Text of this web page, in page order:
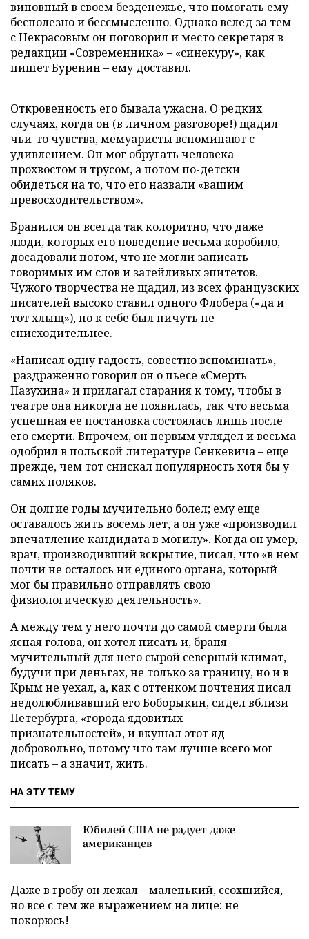
виновный в своем безденежье, что помогать ему
бесполезно и бессмысленно. Однако вслед за тем
с Некрасовым он поговорил и место секретаря в
редакции «Современника» – «синекуру», как
пишет Буренин – ему доставил.
Откровенность его бывала ужасна. О редких
случаях, когда он (в личном разговоре!) щадил
чьи-то чувства, мемуаристы вспоминают с
удивлением. Он мог обругать человека
прохвостом и трусом, а потом по-детски
обидеться на то, что его назвали «вашим
превосходительством».
Бранился он всегда так колоритно, что даже
люди, которых его поведение весьма коробило,
досадовали потом, что не могли записать
говоримых им слов и затейливых эпитетов.
Чужого творчества не щадил, из всех французских
писателей высоко ставил одного Флобера («да и
тот хлыщ»), но к себе был ничуть не
снисходительнее.
«Написал одну гадость, совестно вспоминать», –
раздраженно говорил он о пьесе «Смерть
Пазухина» и прилагал старания к тому, чтобы в
театре она никогда не появилась, так что весьма
успешная ее постановка состоялась лишь после
его смерти. Впрочем, он первым углядел и весьма
одобрил в польской литературе Сенкевича – еще
прежде, чем тот снискал популярность хотя бы у
самих поляков.
Он долгие годы мучительно болел; ему еще
оставалось жить восемь лет, а он уже «производил
впечатление кандидата в могилу». Когда он умер,
врач, производивший вскрытие, писал, что «в нем
почти не осталось ни единого органа, который
мог бы правильно отправлять свою
физиологическую деятельность».
А между тем у него почти до самой смерти была
ясная голова, он хотел писать и, браня
мучительный для него сырой северный климат,
будучи при деньгах, не только за границу, но и в
Крым не уехал, а, как с оттенком почтения писал
недолюбливавший его Боборыкин, сидел вблизи
Петербурга, «города ядовитых
признательностей», и вкушал этот яд
добровольно, потому что там лучше всего мог
писать – а значит, жить.
НА ЭТУ ТЕМУ
Юбилей США не радует даже
американцев
Даже в гробу он лежал – маленький, ссохшийся,
но все с тем же выражением на лице: не
покорюсь!